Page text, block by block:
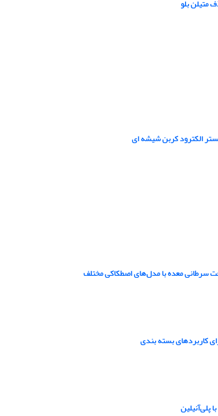
متیلن بلو
الکترود کربن شیشه ای
سرطانی معده با مدل‌های اصطکاکی مختلف
کاربردهای بسته بندی
پلی‌آنیلین